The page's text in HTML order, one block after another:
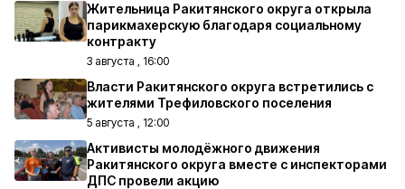
Жительница Ракитянского округа открыла
парикмахерскую благодаря социальному
контракту
3 августа , 16:00
Власти Ракитянского округа встретились с
жителями Трефиловского поселения
5 августа , 12:00
Активисты молодёжного движения
Ракитянского округа вместе с инспекторами
ДПС провели акцию